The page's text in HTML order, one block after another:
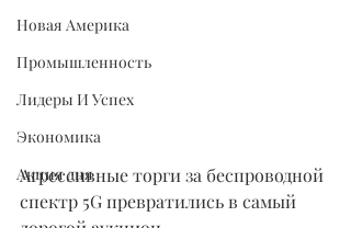
Новая Америка
Промышленность
Лидеры И Успех
Экономика
Акция дня
Агрессивные торги за беспроводной
спектр 5G превратились в самый